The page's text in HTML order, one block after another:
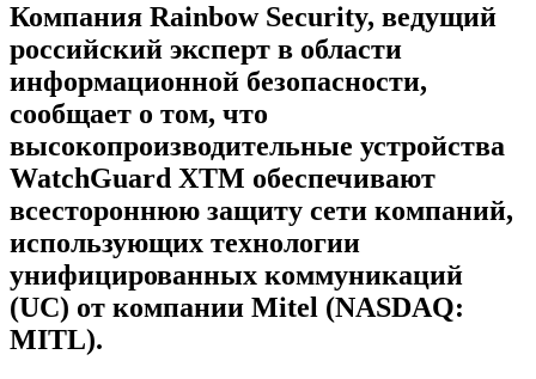
Компания Rainbow Security, ведущий
российский эксперт в области
информационной безопасности,
сообщает о том, что
высокопроизводительные устройства
WatchGuard XTM обеспечивают
всестороннюю защиту сети компаний,
использующих технологии
унифицированных коммуникаций
(UC) от компании Mitel (NASDAQ:
MITL).